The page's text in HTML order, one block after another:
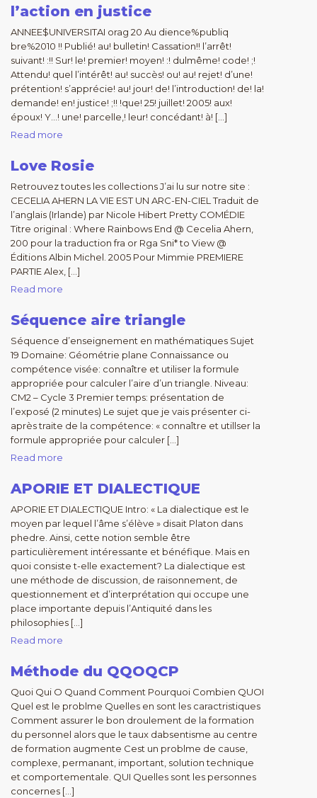
l’action en justice
ANNEE$UNIVERSITAI orag 20 Au dience%publiq
bre%2010 !! Publié! au! bulletin! Cassation!! l’arrêt!
suivant! :!! Sur! le! premier! moyen! :! dulmême! code! ;!
Attendu! quel l’intérêt! au! succès! ou! au! rejet! d’une!
prétention! s’apprécie! au! jour! de! l’introduction! de! la!
demande! en! justice! ;!! !que! 25! juillet! 2005! aux!
époux! Y…! une! parcelle,! leur! concédant! à! […]
Read more
Love Rosie
Retrouvez toutes les collections J’ai lu sur notre site :
CECELIA AHERN LA VIE EST UN ARC-EN-CIEL Traduit de
l’anglais (Irlande) par Nicole Hibert Pretty COMÉDIE
Titre original : Where Rainbows End @ Cecelia Ahern,
200 pour la traduction fra or Rga Sni* to View @
Éditions Albin Michel. 2005 Pour Mimmie PREMIERE
PARTIE Alex, […]
Read more
Séquence aire triangle
Séquence d’enseignement en mathématiques Sujet
19 Domaine: Géométrie plane Connaissance ou
compétence visée: connaître et utiliser la formule
appropriée pour calculer l’aire d’un triangle. Niveau:
CM2 – Cycle 3 Premier temps: présentation de
l’exposé (2 minutes) Le sujet que je vais présenter ci-
après traite de la compétence: « connaître et utillser la
formule appropriée pour calculer […]
Read more
APORIE ET DIALECTIQUE
APORIE ET DIALECTIQUE Intro: « La dialectique est le
moyen par lequel l’âme s’élève » disait Platon dans
phedre. Ainsi, cette notion semble être
particulièrement intéressante et bénéfique. Mais en
quoi consiste t-elle exactement? La dialectique est
une méthode de discussion, de raisonnement, de
questionnement et d’interprétation qui occupe une
place importante depuis l’Antiquité dans les
philosophies […]
Read more
Méthode du QQOQCP
Quoi Qui O Quand Comment Pourquoi Combien QUOI
Quel est le problme Quelles en sont les caractristiques
Comment assurer le bon droulement de la formation
du personnel alors que le taux dabsentisme au centre
de formation augmente Cest un problme de cause,
complexe, permanant, important, solution technique
et comportementale. QUI Quelles sont les personnes
concernes […]